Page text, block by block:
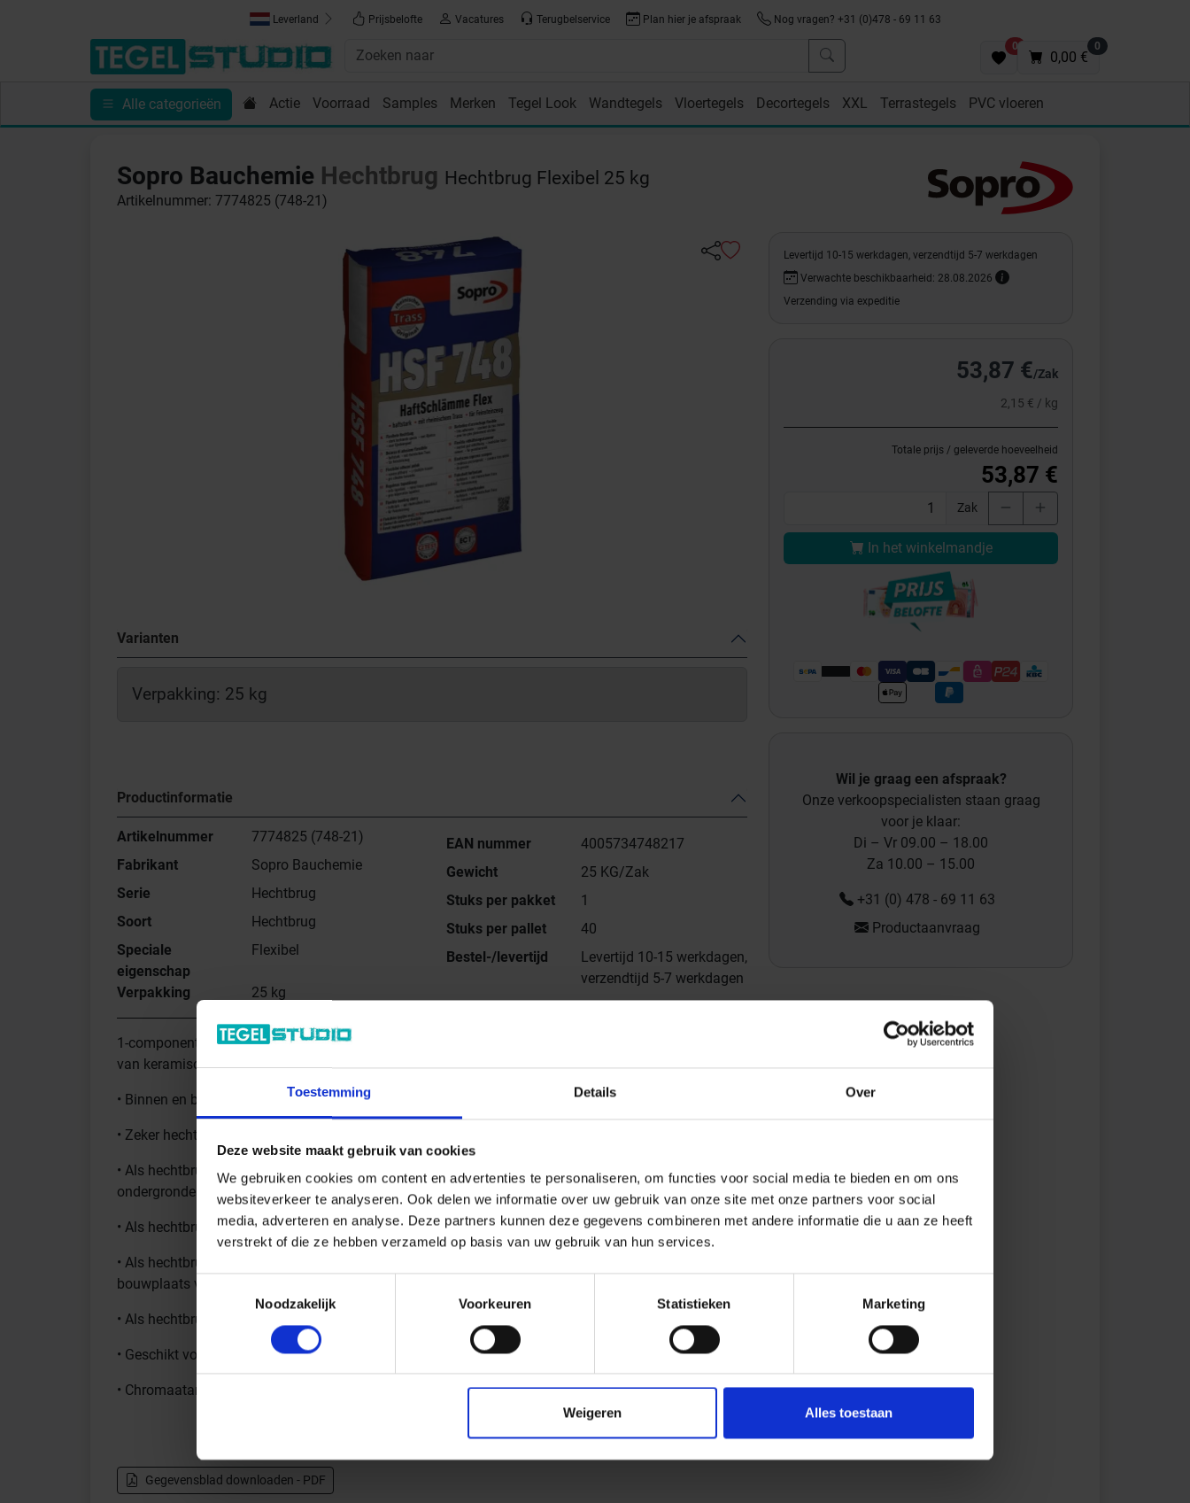
Toestemming Details Over
Deze website maakt gebruik van cookies
We gebruiken cookies om content en advertenties te personaliseren, om functies voor social media te bieden en om ons
websiteverkeer te analyseren. Ook delen we informatie over uw gebruik van onze site met onze partners voor social
media, adverteren en analyse. Deze partners kunnen deze gegevens combineren met andere informatie die u aan ze heeft
verstrekt of die ze hebben verzameld op basis van uw gebruik van hun services.
Toestemmingsselectie
Noodzakelijk
Voorkeuren Statistieken Marketing
Weigeren Alles toestaan
Leverland Prijsbelofte Vacatures Terugbelservice Plan hier je afspraak Nog vragen? +31 (0)478 - 69 11 63
0 0
0,00 €
Alle categorieën Actie Voorraad Samples Merken Tegel Look Wandtegels Vloertegels Decortegels XXL Terrastegels PVC vloeren
Sopro Bauchemie Hechtbrug Hechtbrug Flexibel 25 kg
Artikelnummer: 7774825 (748-21)
Varianten
Verpakking: 25 kg
Productinformatie
Artikelnummer
7774825 (748-21)
Fabrikant
Sopro Bauchemie
Serie
Hechtbrug
Soort
Hechtbrug
Speciale
eigenschap
Flexibel
Verpakking 25 kg
EAN nummer
4005734748217
Gewicht
25 KG/Zak
Stuks per pakket
1
Stuks per pallet
40
Bestel-/levertijd
Levertijd 10-15 werkdagen,
verzendtijd 5-7 werkdagen
1-component, met kunststof gemodificeerde, trashoudende hechtbrug en contactlaag voor het leggen
van keramische tegels en platen, beton- en natuursteen alsook straatstenen.
• Binnen en buiten, vloeren
• Zeker hechtverband bij tegelwerkzaamheden
• Als hechtbrug voor minerale, cementgebonden lijmbed en voor minerale, cementgebonden
ondergronden
• Als hechtbrug voor minerale, cementgebonden systeemdekvloeren
• Als hechtbrug in combinatie met Sopro Drainagemortel, Sopro Drainagemortel eXtra en op de
bouwplaats vervaardigde minerale, cementgebonden monokorrel dekvloeren
• Als hechtbrug voor Sopro Tras Zetmortel
• Geschikt voor vloerverwarming
• Chromaatarm conform verordening (EG) Nr. 1907/2006, aanhangsel XVI
Gegevensblad downloaden - PDF
Levertijd 10-15 werkdagen, verzendtijd 5-7 werkdagen
Verwachte beschikbaarheid: 28.08.2026
Verzending via expeditie
53,87 €/Zak
2,15 € / kg
Totale prijs / geleverde hoeveelheid
53,87 €
Zak
In het winkelmandje
Wil je graag een afspraak?
Onze verkoopspecialisten staan graag
voor je klaar:
Di – Vr 09.00 – 18.00
Za 10.00 – 15.00
+31 (0) 478 - 69 11 63
Productaanvraag